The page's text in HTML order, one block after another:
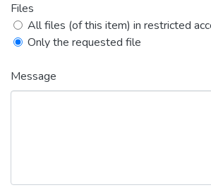
Files
All files (of this item) in restricted
Only the requested file
Message